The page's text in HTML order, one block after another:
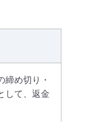
め切り・
して、返金